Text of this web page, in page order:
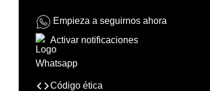
Empieza a seguirnos ahora
Activar notificaciones
Código ética